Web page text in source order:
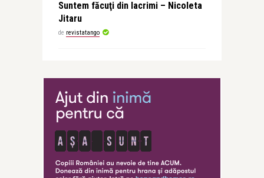
Suntem făcuţi din lacrimi – Nicoleta
Jitaru
de revistatango